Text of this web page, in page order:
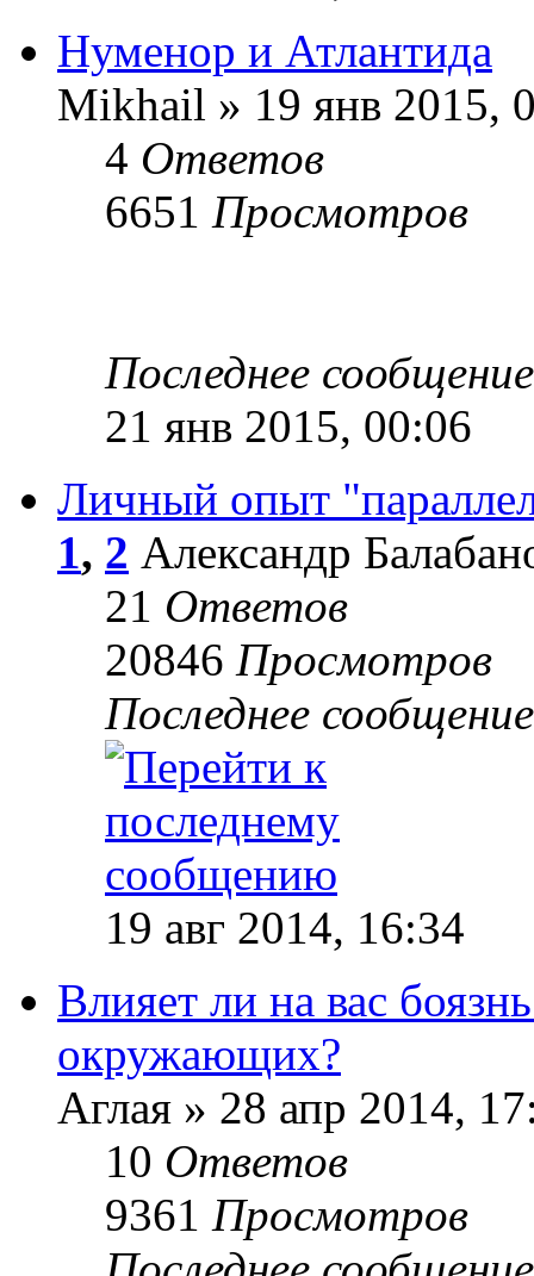
Нуменор и Атлантида
Mikhail » 19 янв 2015,
4 Ответов
6651 Просмотров
Последнее
21 янв 2015, 00:06
Личный опыт
1, 2 Александр
21 Ответов
20846 Просмотров
Последнее
19 авг 2014, 16:34
Влияет ли на вас
окружающих?
Аглая » 28 апр 2014,
10 Ответов
9361 Просмотров